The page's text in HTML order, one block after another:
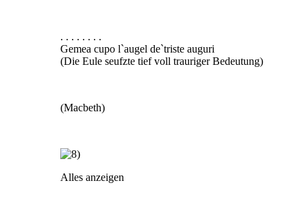
. . . . . . . .
Gemea cupo l`augel de`triste auguri
(Die Eule seufzte tief voll trauriger Bedeutung)
(Macbeth)
Alles anzeigen